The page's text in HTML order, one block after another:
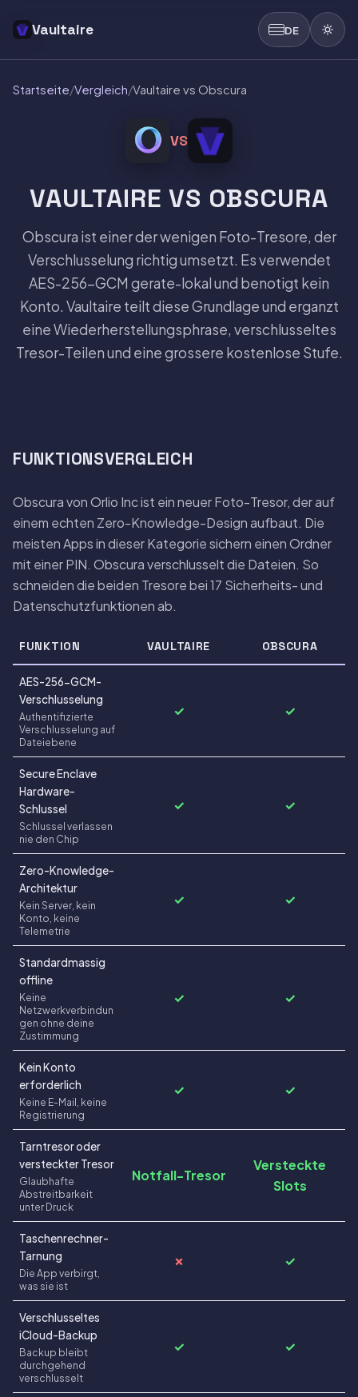
Vaultaire DE
Startseite/Vergleich/Vaultaire vs Obscura
VS
VAULTAIRE VS OBSCURA
Obscura ist einer der wenigen Foto-Tresore, der
Verschlusselung richtig umsetzt. Es verwendet
AES-256-GCM gerate-lokal und benotigt kein
Konto. Vaultaire teilt diese Grundlage und erganzt
eine Wiederherstellungsphrase, verschlusseltes
Tresor-Teilen und eine grossere kostenlose Stufe.
FUNKTIONSVERGLEICH
Obscura von Orlio Inc ist ein neuer Foto-Tresor, der auf
einem echten Zero-Knowledge-Design aufbaut. Die
meisten Apps in dieser Kategorie sichern einen Ordner
mit einer PIN. Obscura verschlusselt die Dateien. So
schneiden die beiden Tresore bei 17 Sicherheits- und
Datenschutzfunktionen ab.
FUNKTION VAULTAIRE OBSCURA
AES-256-GCM-
Verschlusselung
Authentifizierte
Verschlusselung auf
Dateiebene
✓ ✓
Secure Enclave
Hardware-
Schlussel
Schlussel verlassen
nie den Chip
✓ ✓
Zero-Knowledge-
Architektur
Kein Server, kein
Konto, keine
Telemetrie
✓ ✓
Standardmassig
offline
Keine
Netzwerkverbindun
gen ohne deine
Zustimmung
✓ ✓
Kein Konto
erforderlich
Keine E-Mail, keine
Registrierung
✓ ✓
Tarntresor oder
versteckter Tresor
Glaubhafte
Abstreitbarkeit
unter Druck
Notfall-Tresor
Versteckte
Slots
Taschenrechner-
Tarnung
Die App verbirgt,
was sie ist
✗ ✓
Verschlusseltes
iCloud-Backup
Backup bleibt
durchgehend
verschlusselt
✓ ✓